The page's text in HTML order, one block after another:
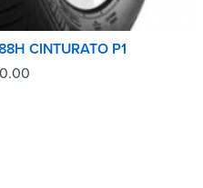
CINTURATO P1